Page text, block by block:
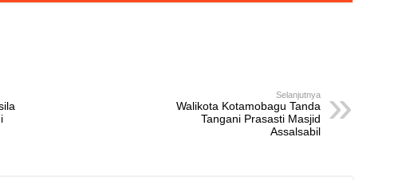
Selanjutnya
Walikota Kotamobagu Tanda
Tangani Prasasti Masjid
Assalsabil